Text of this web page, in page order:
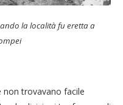
la località fu eretta a
trovavano facile